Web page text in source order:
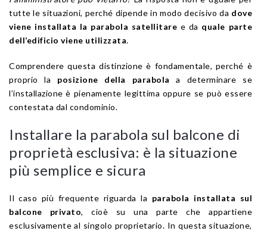
tutte le situazioni, perché dipende in modo decisivo da dove
viene installata la parabola satellitare e da quale parte
dell’edificio viene utilizzata.
Comprendere questa distinzione è fondamentale, perché è
proprio la posizione della parabola a determinare se
l’installazione è pienamente legittima oppure se può essere
contestata dal condominio.
Installare la parabola sul balcone di
proprietà esclusiva: è la situazione
più semplice e sicura
Il caso più frequente riguarda la parabola installata sul
balcone privato, cioè su una parte che appartiene
esclusivamente al singolo proprietario. In questa situazione,